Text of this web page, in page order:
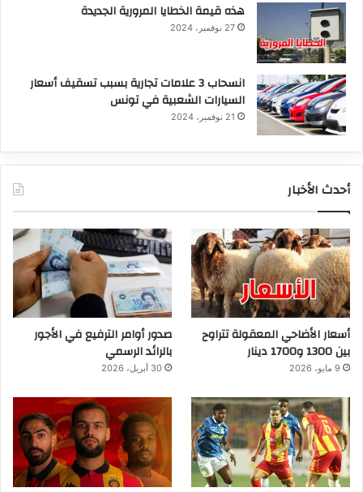
هذه قيمة الخطايا المرورية الجديدة
27 نوفمبر، 2024
انسحاب 3 علامات تجارية بسبب تسقيف أسعار
السيارات الشعبية في تونس
21 نوفمبر، 2024
أحدث الأخبار
أسعار الأضاحي المعقولة تتراوح
بين 1300 و1700 دينار
9 مايو، 2026
صدور أوامر الترفيع في الأجور
بالرائد الرسمي
30 أبريل، 2026